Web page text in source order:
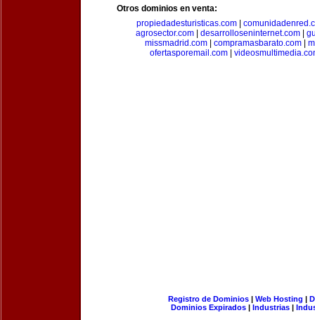
Otros dominios en venta:
propiedadesturisticas.com|
agrosector.com
desarrolloseninternet.com
missmadrid.com| compramasbarato.com|
ofertasporemail.com
Registro de Dominios| Web Hosting |
Dominios Expirados | Industrias |